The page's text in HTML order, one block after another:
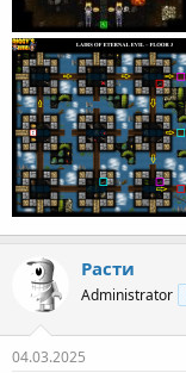
Расти
Administrator
04.03.2025